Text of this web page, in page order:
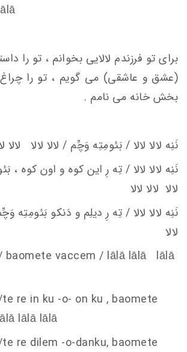
برای تو فرزندم لالایی بخوانم ، تو را
(عشق و عاشقی) می گویم ، تو را چراغ
بخش خانه می نامم .
نَنِه لالا لالا / بَئومِتِه وَچِّم / لالا لالا لالا
نَنِه لالا لالا / تِه‌ رِ اين كوه‌ و اون كوه ،
لالا لالا لالا
نَنِه لالا لالا / تِه رِ ديلِم و دَنكو بَئومِتِه
لالا
baomete vaccem / lālā lālā lālā
re in ku -o- on ku , baomete
lālā lālā
re dilem -o-danku, baomete